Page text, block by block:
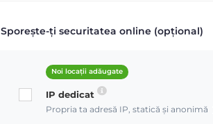
Sporește-ți securitatea online (opțional)
Noi locații adăugate
IP dedicat
Propria ta adresă IP, statică și anonimă